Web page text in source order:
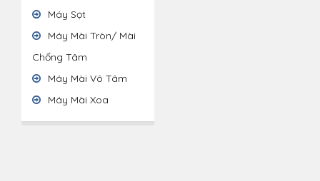
Máy Sọt
Máy Mài Tròn/ Mài
Chống Tâm
Máy Mài Vô Tâm
Máy Mài Xoa